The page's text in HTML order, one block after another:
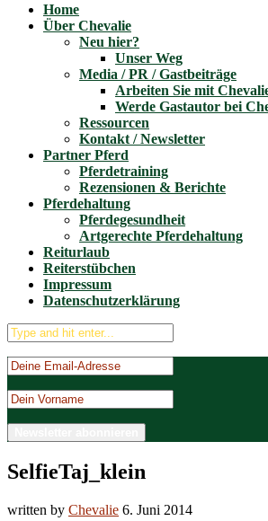
Home
Über Chevalie
Neu hier?
Unser Weg
Media / PR / Gastbeiträge
Arbeiten Sie mit
Werde Gastautor bei
Ressourcen
Kontakt / Newsletter
Partner Pferd
Pferdetraining
Rezensionen & Berichte
Pferdehaltung
Pferdegesundheit
Artgerechte Pferdehaltung
Reiturlaub
Reiterstübchen
Impressum
Datenschutzerklärung
SelfieTaj_klein
written by Chevalie 6. Juni 2014